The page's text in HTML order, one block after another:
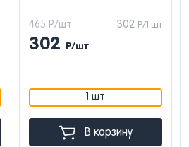
302 Р/1 шт
465 Р/шт
302 Р/шт
1 шт
В корзину